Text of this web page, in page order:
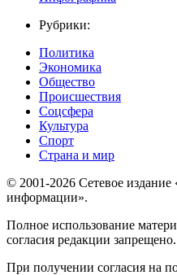
Рубрики:
Политика
Экономика
Общество
Происшествия
Соцсфера
Культура
Спорт
Страна и мир
© 2001-2026 Сетевое издание
информации».
Полное использование
согласия редакции запрещено.
При получении согласия на